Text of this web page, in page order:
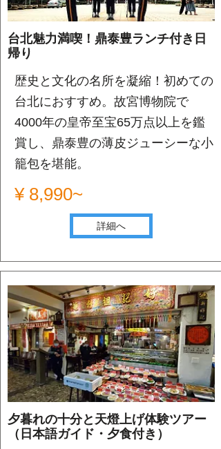
台北魅力満喫！鼎泰豊ランチ付き日
帰り
歴史と文化の名所を凝縮！初めての
台北におすすめ。故宮博物院で
4000年の皇帝至宝65万点以上を鑑
賞し、鼎泰豊の薄皮ジューシーな小
籠包を堪能。
¥ 8,990~
詳細へ
夕暮れの十分と天燈上げ体験ツアー
（日本語ガイド・夕食付き）